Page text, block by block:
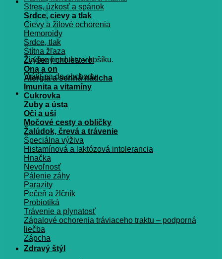
Žiadne produkty v košíku.
Vrátiť sa do obchodu
Stres, úzkosť a spánok
Srdce, cievy a tlak
Cievy a žilové ochorenia
Hemoroidy
Srdce, tlak
Štítna žľaza
Zvýšený cholesterol
Ona a on
Alergia a senná nádcha
Imunita a vitamíny
Cukrovka
Zuby a ústa
Oči a uši
Močové cesty a obličky
Žalúdok, črevá a trávenie
Špeciálna výživa
Histamínová a laktózová intolerancia
Hnačka
Nevoľnosť
Pálenie záhy
Parazity
Pečeň a žlčník
Probiotiká
Trávenie a plynatosť
Zápalové ochorenia tráviaceho traktu – podporná
liečba
Zápcha
Zdravý štýl